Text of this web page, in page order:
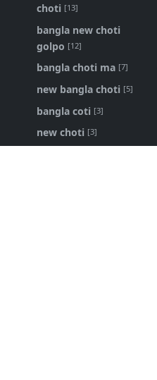
choti [13]
bangla new choti
golpo [12]
bangla choti ma [7]
new bangla choti [5]
bangla coti [3]
new choti [3]